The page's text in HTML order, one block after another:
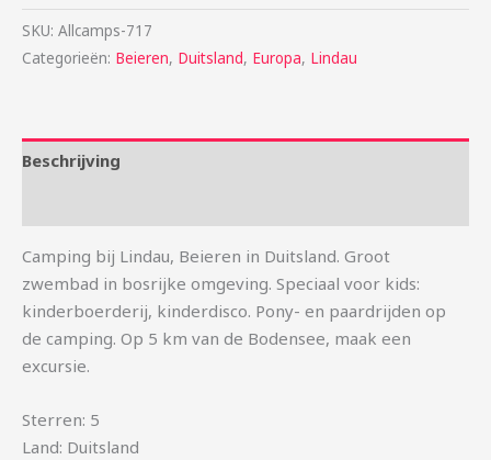
SKU: Allcamps-717
Categorieën: Beieren, Duitsland, Europa, Lindau
Beschrijving
Camping bij Lindau, Beieren in Duitsland. Groot
zwembad in bosrijke omgeving. Speciaal voor kids:
kinderboerderij, kinderdisco. Pony- en paardrijden op
de camping. Op 5 km van de Bodensee, maak een
excursie.
Sterren: 5
Land: Duitsland